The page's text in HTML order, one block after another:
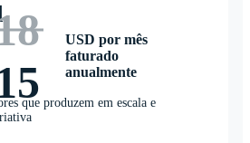
USD por mês
faturado
anualmente
que produzem em escala e